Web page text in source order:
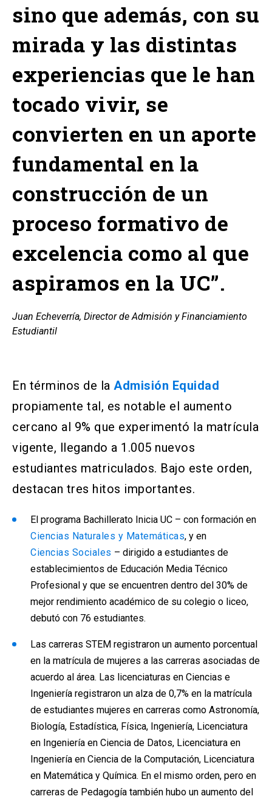
sino que además, con su
mirada y las distintas
experiencias que le han
tocado vivir, se
convierten en un aporte
fundamental en la
construcción de un
proceso formativo de
excelencia como al que
aspiramos en la UC”.
Juan Echeverría, Director de Admisión y Financiamiento
Estudiantil
En términos de la Admisión Equidad
propiamente tal, es notable el aumento
cercano al 9% que experimentó la matrícula
vigente, llegando a 1.005 nuevos
estudiantes matriculados. Bajo este orden,
destacan tres hitos importantes.
El programa Bachillerato Inicia UC – con formación en
Ciencias Naturales y Matemáticas, y en
Ciencias Sociales – dirigido a estudiantes de
establecimientos de Educación Media Técnico
Profesional y que se encuentren dentro del 30% de
mejor rendimiento académico de su colegio o liceo,
debutó con 76 estudiantes.
Las carreras STEM registraron un aumento porcentual
en la matrícula de mujeres a las carreras asociadas de
acuerdo al área. Las licenciaturas en Ciencias e
Ingeniería registraron un alza de 0,7% en la matrícula
de estudiantes mujeres en carreras como Astronomía,
Biología, Estadística, Física, Ingeniería, Licenciatura
en Ingeniería en Ciencia de Datos, Licenciatura en
Ingeniería en Ciencia de la Computación, Licenciatura
en Matemática y Química. En el mismo orden, pero en
carreras de Pedagogía también hubo un aumento del